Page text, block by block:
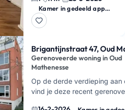
Het is belangrijk om direct
te weten dat deze…
Kamer in gedeeld appartement
Brigantijnstraat 47, Oud
Gerenoveerde woning in Oud
Mathenesse
Op de derde verdieping aan
vind je deze recent